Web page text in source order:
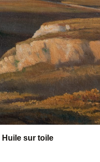
Huile sur toile